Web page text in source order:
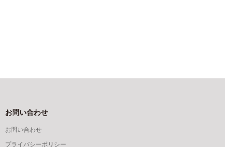
お問い合わせ
お問い合わせ
プライバシーポリシー